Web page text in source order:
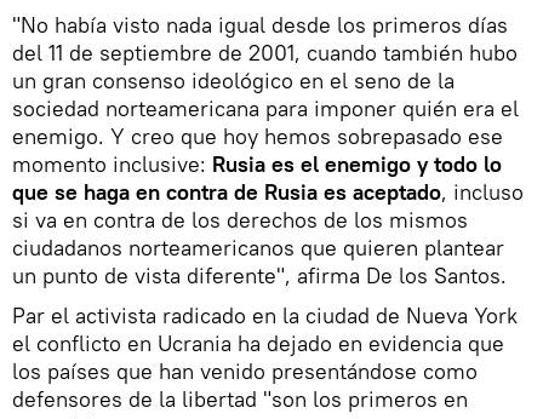
"No había visto nada igual desde los primeros días
del 11 de septiembre de 2001, cuando también hubo
un gran consenso ideológico en el seno de la
sociedad norteamericana para imponer quién era el
enemigo. Y creo que hoy hemos sobrepasado ese
momento inclusive: Rusia es el enemigo y todo lo
que se haga en contra de Rusia es aceptado, incluso
si va en contra de los derechos de los mismos
ciudadanos norteamericanos que quieren plantear
un punto de vista diferente", afirma De los Santos.
Par el activista radicado en la ciudad de Nueva York
el conflicto en Ucrania ha dejado en evidencia que
los países que han venido presentándose como
defensores de la libertad "son los primeros en